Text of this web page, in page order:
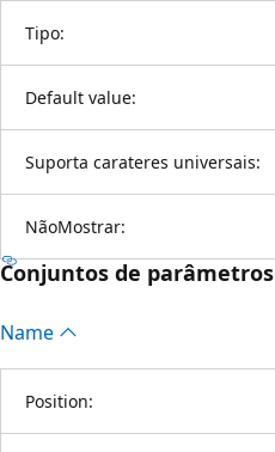
Tipo:
Default value:
Suporta carateres universais:
NãoMostrar:
Conjuntos de parâmetros
Name
Position: